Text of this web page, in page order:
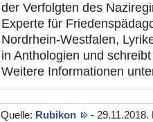
der Verfolgten des
Experte für
Nordrhein-Westfalen,
in Anthologien und
Weitere Informationen
Quelle: Rubikon
-